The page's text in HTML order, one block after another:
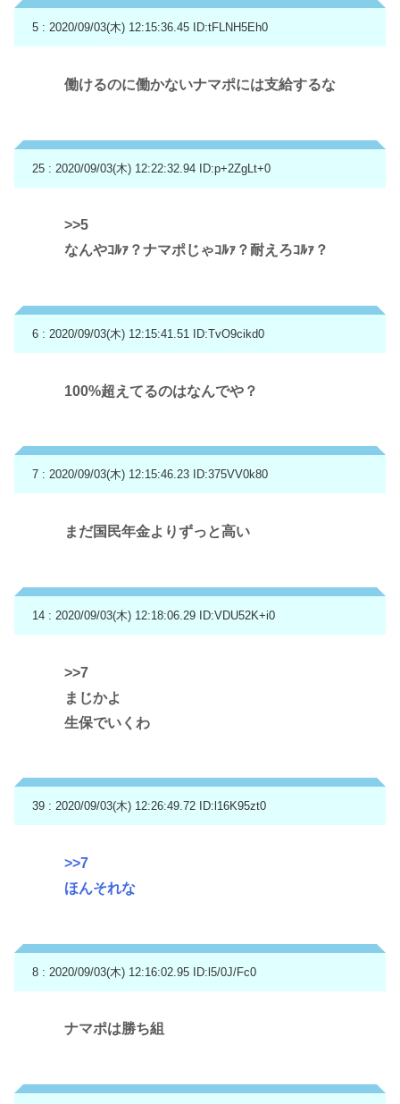
5 : 2020/09/03(木) 12:15:36.45 ID:tFLNH5Eh0
働けるのに働かないナマポには支給するな
25 : 2020/09/03(木) 12:22:32.94 ID:p+2ZgLt+0
>>5
なんやｺﾙｧ？ナマポじゃｺﾙｧ？耐えろｺﾙｧ？
6 : 2020/09/03(木) 12:15:41.51 ID:TvO9cikd0
100%超えてるのはなんでや？
7 : 2020/09/03(木) 12:15:46.23 ID:375VV0k80
まだ国民年金よりずっと高い
14 : 2020/09/03(木) 12:18:06.29 ID:VDU52K+i0
>>7
まじかよ
生保でいくわ
39 : 2020/09/03(木) 12:26:49.72 ID:l16K95zt0
>>7
ほんそれな
8 : 2020/09/03(木) 12:16:02.95 ID:l5/0J/Fc0
ナマポは勝ち組